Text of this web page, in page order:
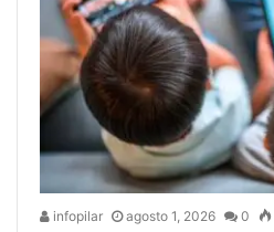
infopilar agosto 1, 2026 0